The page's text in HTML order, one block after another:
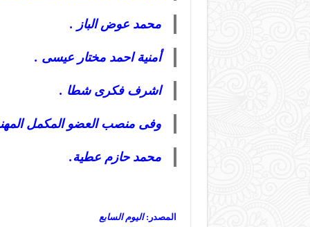
محمد عوض الباز .
أمنية احمد مختار عيسى .
اشرف فكرى شطا .
وفى منصب العضو المكمل
محمد حازم عطية.
المصدر:اليوم السابع